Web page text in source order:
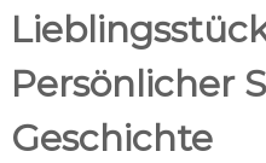
Persönlicher
Geschichte